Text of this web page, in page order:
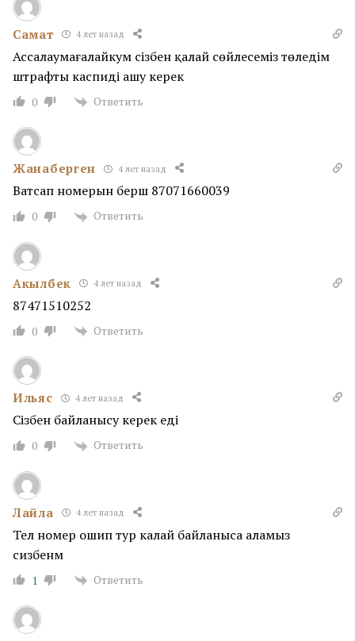
Самат 4 лет назад
Ассалаумағалайкум сізбен қалай сөйлесеміз төледім
штрафты каспиді ашу керек
0 Ответить
Жанаберген 4 лет назад
Ватсап номерын берш 87071660039
0 Ответить
Акылбек 4 лет назад
87471510252
0 Ответить
Ильяс 4 лет назад
Сізбен байланысу керек еді
0 Ответить
Лайла 4 лет назад
Тел номер ошип тур калай байланыса аламыз
сизбенм
1 Ответить